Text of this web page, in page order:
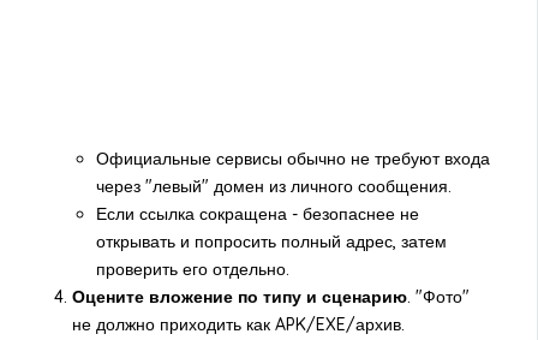
Официальные сервисы обычно не требуют входа
через "левый" домен из личного сообщения.
Если ссылка сокращена - безопаснее не
открывать и попросить полный адрес, затем
проверить его отдельно.
Оцените вложение по типу и сценарию. "Фото"
не должно приходить как APK/EXE/архив.